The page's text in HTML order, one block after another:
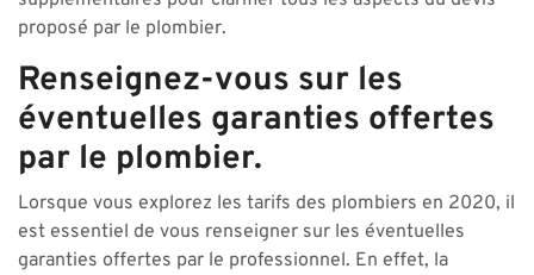
proposé par le plombier.
Renseignez-vous sur les
éventuelles garanties offertes
par le plombier.
Lorsque vous explorez les tarifs des plombiers en 2020, il
est essentiel de vous renseigner sur les éventuelles
garanties offertes par le professionnel. En effet, la